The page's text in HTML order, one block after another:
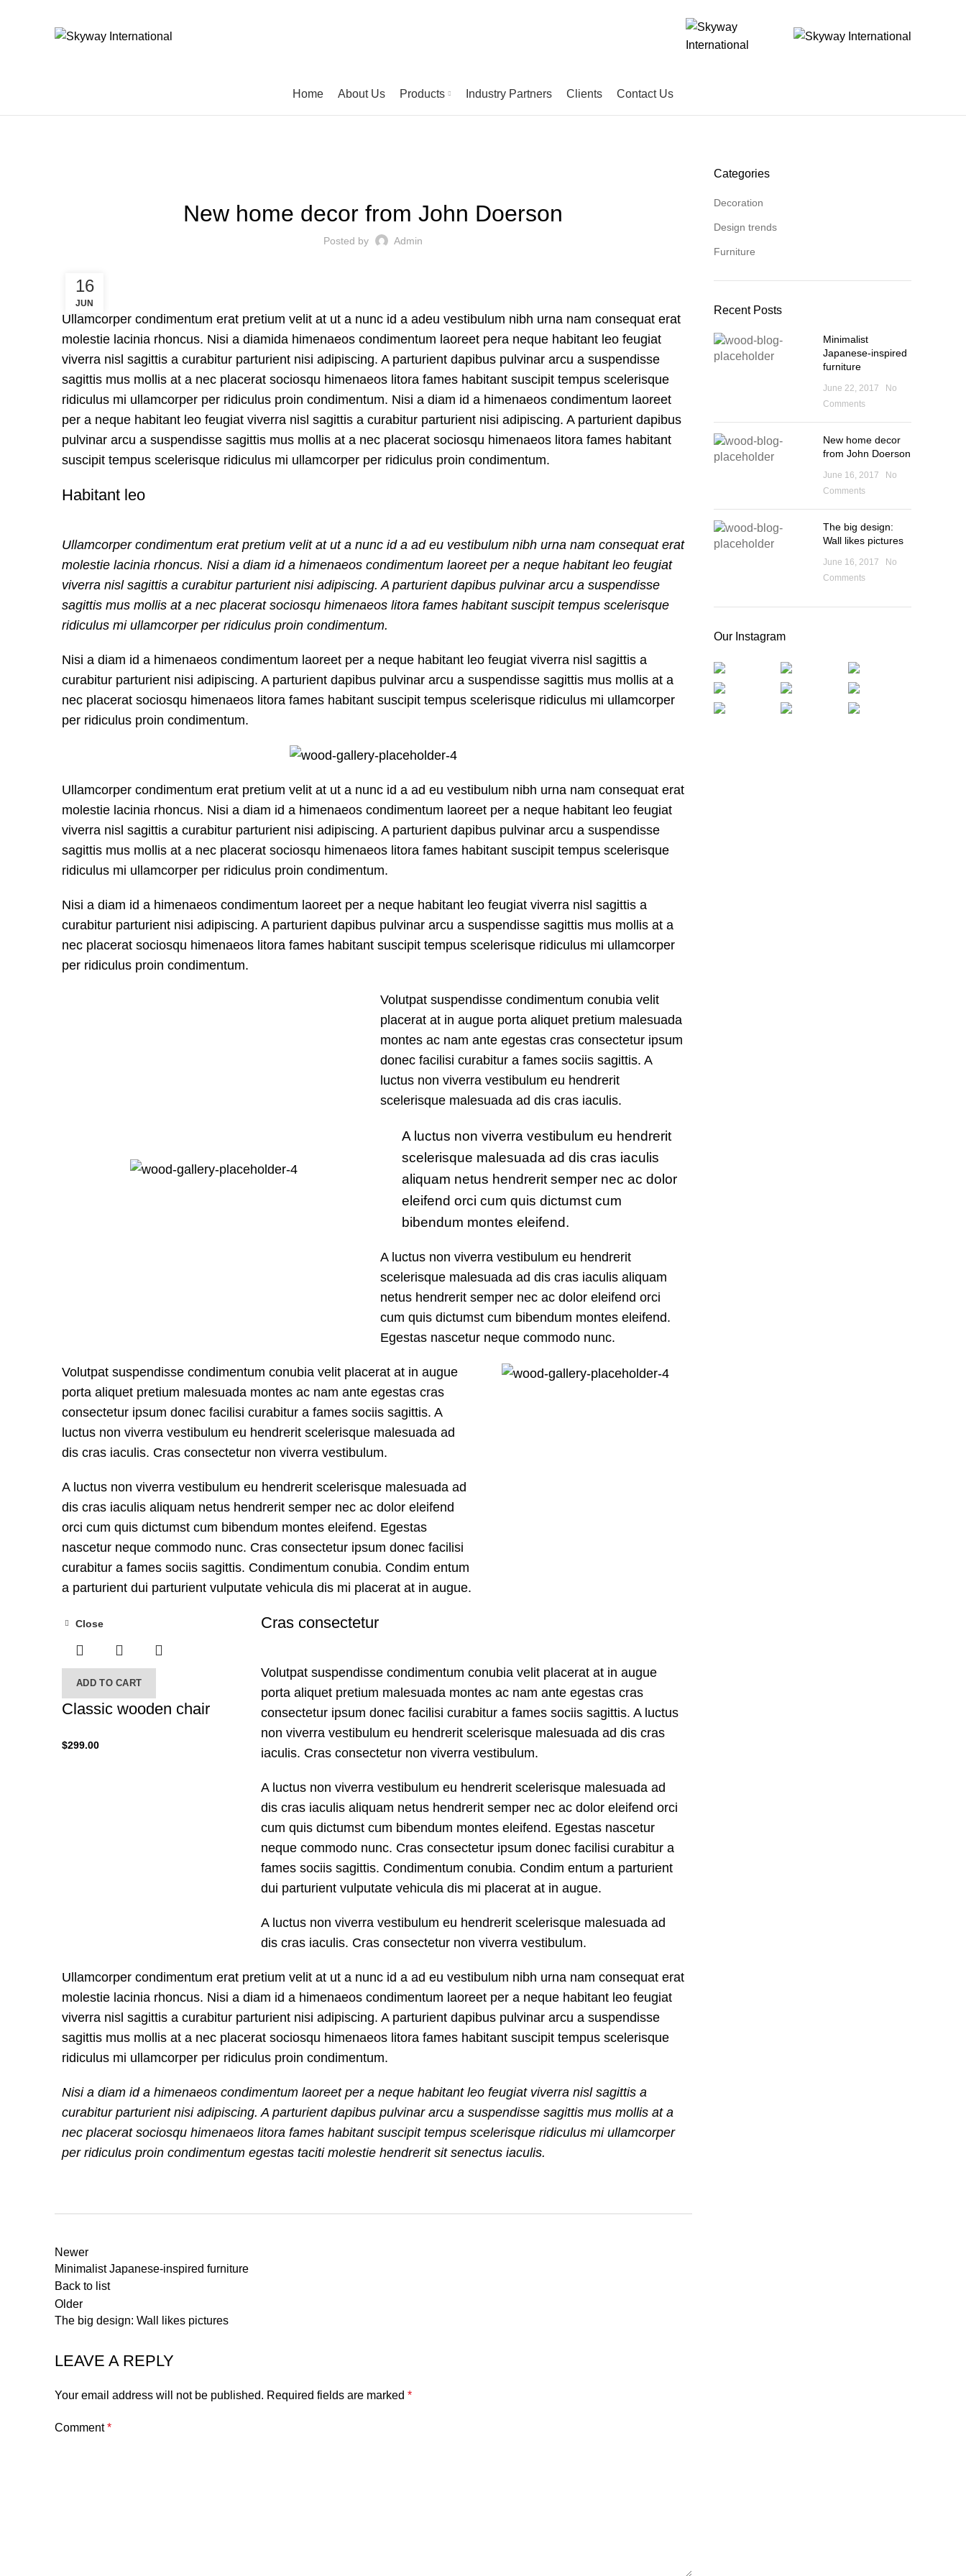
Home About Us Products Industry Partners Clients Contact Us
New home decor from John Doerson
Posted by Admin
16
JUN
Ullamcorper condimentum erat pretium velit at ut a nunc id a adeu vestibulum nibh urna nam consequat erat
molestie lacinia rhoncus. Nisi a diamida himenaeos condimentum laoreet pera neque habitant leo feugiat
viverra nisl sagittis a curabitur parturient nisi adipiscing. A parturient dapibus pulvinar arcu a suspendisse
sagittis mus mollis at a nec placerat sociosqu himenaeos litora fames habitant suscipit tempus scelerisque
ridiculus mi ullamcorper per ridiculus proin condimentum. Nisi a diam id a himenaeos condimentum laoreet
per a neque habitant leo feugiat viverra nisl sagittis a curabitur parturient nisi adipiscing. A parturient dapibus
pulvinar arcu a suspendisse sagittis mus mollis at a nec placerat sociosqu himenaeos litora fames habitant
suscipit tempus scelerisque ridiculus mi ullamcorper per ridiculus proin condimentum.
Habitant leo
Ullamcorper condimentum erat pretium velit at ut a nunc id a ad eu vestibulum nibh urna nam consequat erat
molestie lacinia rhoncus. Nisi a diam id a himenaeos condimentum laoreet per a neque habitant leo feugiat
viverra nisl sagittis a curabitur parturient nisi adipiscing. A parturient dapibus pulvinar arcu a suspendisse
sagittis mus mollis at a nec placerat sociosqu himenaeos litora fames habitant suscipit tempus scelerisque
ridiculus mi ullamcorper per ridiculus proin condimentum.
Nisi a diam id a himenaeos condimentum laoreet per a neque habitant leo feugiat viverra nisl sagittis a
curabitur parturient nisi adipiscing. A parturient dapibus pulvinar arcu a suspendisse sagittis mus mollis at a
nec placerat sociosqu himenaeos litora fames habitant suscipit tempus scelerisque ridiculus mi ullamcorper
per ridiculus proin condimentum.
Ullamcorper condimentum erat pretium velit at ut a nunc id a ad eu vestibulum nibh urna nam consequat erat
molestie lacinia rhoncus. Nisi a diam id a himenaeos condimentum laoreet per a neque habitant leo feugiat
viverra nisl sagittis a curabitur parturient nisi adipiscing. A parturient dapibus pulvinar arcu a suspendisse
sagittis mus mollis at a nec placerat sociosqu himenaeos litora fames habitant suscipit tempus scelerisque
ridiculus mi ullamcorper per ridiculus proin condimentum.
Nisi a diam id a himenaeos condimentum laoreet per a neque habitant leo feugiat viverra nisl sagittis a
curabitur parturient nisi adipiscing. A parturient dapibus pulvinar arcu a suspendisse sagittis mus mollis at a
nec placerat sociosqu himenaeos litora fames habitant suscipit tempus scelerisque ridiculus mi ullamcorper
per ridiculus proin condimentum.
Volutpat suspendisse condimentum conubia velit
placerat at in augue porta aliquet pretium malesuada
montes ac nam ante egestas cras consectetur ipsum
donec facilisi curabitur a fames sociis sagittis. A
luctus non viverra vestibulum eu hendrerit
scelerisque malesuada ad dis cras iaculis.
A luctus non viverra vestibulum eu hendrerit
scelerisque malesuada ad dis cras iaculis
aliquam netus hendrerit semper nec ac dolor
eleifend orci cum quis dictumst cum
bibendum montes eleifend.
A luctus non viverra vestibulum eu hendrerit
scelerisque malesuada ad dis cras iaculis aliquam
netus hendrerit semper nec ac dolor eleifend orci
cum quis dictumst cum bibendum montes eleifend.
Egestas nascetur neque commodo nunc.
Volutpat suspendisse condimentum conubia velit placerat at in augue
porta aliquet pretium malesuada montes ac nam ante egestas cras
consectetur ipsum donec facilisi curabitur a fames sociis sagittis. A
luctus non viverra vestibulum eu hendrerit scelerisque malesuada ad
dis cras iaculis. Cras consectetur non viverra vestibulum.
A luctus non viverra vestibulum eu hendrerit scelerisque malesuada ad
dis cras iaculis aliquam netus hendrerit semper nec ac dolor eleifend
orci cum quis dictumst cum bibendum montes eleifend. Egestas
nascetur neque commodo nunc. Cras consectetur ipsum donec facilisi
curabitur a fames sociis sagittis. Condimentum conubia. Condim entum
a parturient dui parturient vulputate vehicula dis mi placerat at in augue.
ADD TO CART
Close
Classic wooden chair
$299.00
Cras consectetur
Volutpat suspendisse condimentum conubia velit placerat at in augue
porta aliquet pretium malesuada montes ac nam ante egestas cras
consectetur ipsum donec facilisi curabitur a fames sociis sagittis. A luctus
non viverra vestibulum eu hendrerit scelerisque malesuada ad dis cras
iaculis. Cras consectetur non viverra vestibulum.
A luctus non viverra vestibulum eu hendrerit scelerisque malesuada ad
dis cras iaculis aliquam netus hendrerit semper nec ac dolor eleifend orci
cum quis dictumst cum bibendum montes eleifend. Egestas nascetur
neque commodo nunc. Cras consectetur ipsum donec facilisi curabitur a
fames sociis sagittis. Condimentum conubia. Condim entum a parturient
dui parturient vulputate vehicula dis mi placerat at in augue.
A luctus non viverra vestibulum eu hendrerit scelerisque malesuada ad
dis cras iaculis. Cras consectetur non viverra vestibulum.
Ullamcorper condimentum erat pretium velit at ut a nunc id a ad eu vestibulum nibh urna nam consequat erat
molestie lacinia rhoncus. Nisi a diam id a himenaeos condimentum laoreet per a neque habitant leo feugiat
viverra nisl sagittis a curabitur parturient nisi adipiscing. A parturient dapibus pulvinar arcu a suspendisse
sagittis mus mollis at a nec placerat sociosqu himenaeos litora fames habitant suscipit tempus scelerisque
ridiculus mi ullamcorper per ridiculus proin condimentum.
Nisi a diam id a himenaeos condimentum laoreet per a neque habitant leo feugiat viverra nisl sagittis a
curabitur parturient nisi adipiscing. A parturient dapibus pulvinar arcu a suspendisse sagittis mus mollis at a
nec placerat sociosqu himenaeos litora fames habitant suscipit tempus scelerisque ridiculus mi ullamcorper
per ridiculus proin condimentum egestas taciti molestie hendrerit sit senectus iaculis.
Newer
Minimalist Japanese-inspired furniture
Back to list
Older
The big design: Wall likes pictures
LEAVE A REPLY
Your email address will not be published. Required fields are marked *
Comment*
Categories
Decoration
Design trends
Furniture
Recent Posts
Minimalist
Japanese-inspired
furniture
June 22, 2017
No
Comments
New home decor
from John Doerson
June 16, 2017
No
Comments
The big design:
Wall likes pictures
June 16, 2017
No
Comments
Our Instagram